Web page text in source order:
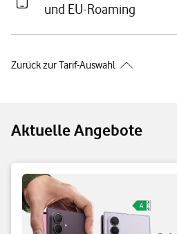
und EU-Roaming
Zurück zur Tarif-Auswahl
Aktuelle Angebote